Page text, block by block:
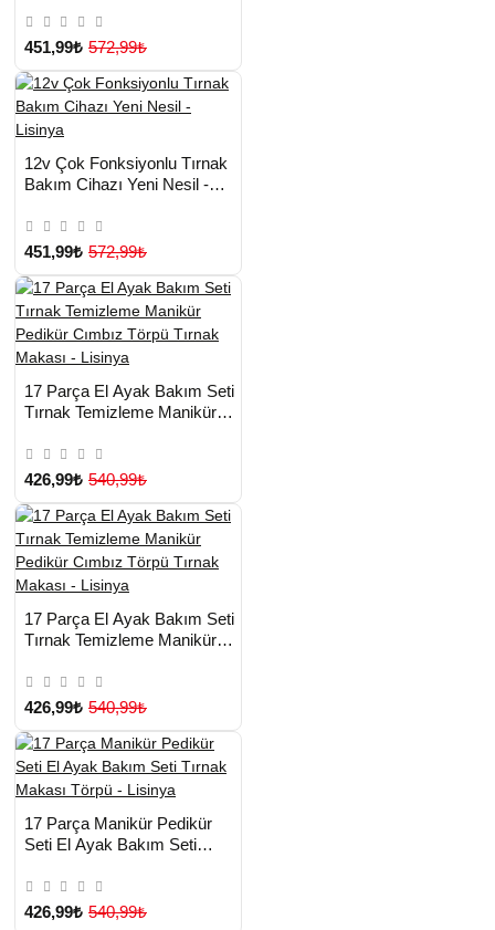
451,99₺ 572,99₺
TESLİMAT
12v Çok Fonksiyonlu Tırnak
Bakım Cihazı Yeni Nesil -
451,99₺ 572,99₺
TESLİMAT
17 Parça El Ayak Bakım Seti
Tırnak Temizleme Manikür
Makası - Lisinya
426,99₺ 540,99₺
TESLİMAT
17 Parça El Ayak Bakım Seti
Tırnak Temizleme Manikür
Makası - Lisinya
426,99₺ 540,99₺
TESLİMAT
17 Parça Manikür Pedikür
Seti El Ayak Bakım Seti
426,99₺ 540,99₺